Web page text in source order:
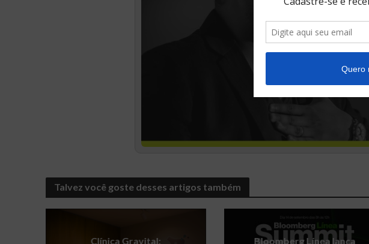
Talvez você goste desses artigos também
Clínica Gravital:
Bloomberg Línea lança